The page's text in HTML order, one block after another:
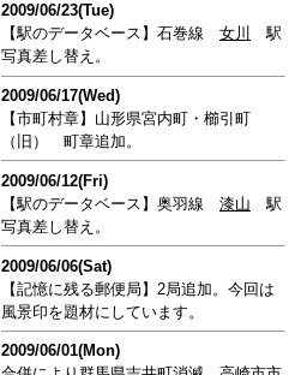
2009/06/23(Tue)
【駅のデータベース】石巻線 女川
駅
写真差し替え。
2009/06/17(Wed)
【市町村章】山形県宮内町・櫛引町
（旧） 町章追加。
2009/06/12(Fri)
【駅のデータベース】奥羽線 漆山 駅
写真差し替え。
2009/06/06(Sat)
【記憶に残る郵便局】2局追加。今回は
風景印を題材にしています。
2009/06/01(Mon)